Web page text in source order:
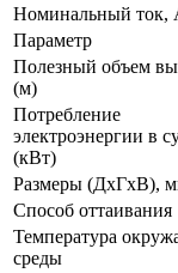
Номинальный ток,
Параметр
Полезный объем
(м)
Потребление
электроэнергии в
(кВт)
Размеры (ДхГхВ),
Способ оттаивания
Температура
среды